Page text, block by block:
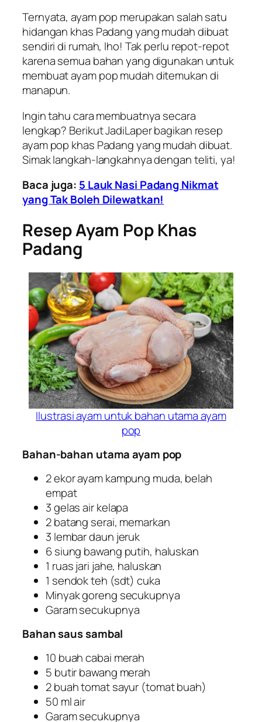
Ternyata, ayam pop merupakan salah satu
hidangan khas Padang yang mudah dibuat
sendiri di rumah, lho! Tak perlu repot-repot
karena semua bahan yang digunakan untuk
membuat ayam pop mudah ditemukan di
manapun.
Ingin tahu cara membuatnya secara
lengkap? BerikutJadiLaperbagikan resep
ayam pop khas Padang yang mudah dibuat.
Simak langkah-langkahnya dengan teliti, ya!
Baca juga: 5 Lauk Nasi Padang Nikmat
yang Tak Boleh Dilewatkan!
Resep Ayam Pop Khas
Padang
Ilustrasi ayam untuk bahan utama ayam
pop
Bahan-bahan utama ayam pop
2 ekor ayam kampung muda, belah
empat
3 gelas air kelapa
2 batang serai, memarkan
3 lembar daun jeruk
6 siung bawang putih, haluskan
1 ruas jari jahe, haluskan
1 sendok teh (sdt) cuka
Minyak goreng secukupnya
Garam secukupnya
Bahan saus sambal
10 buah cabai merah
5 butir bawang merah
2 buah tomat sayur (tomat buah)
50 ml air
Garam secukupnya